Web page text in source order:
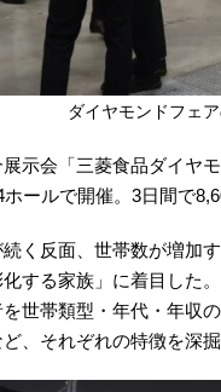
ダイヤモンドフェ
示会「三菱食品ダイヤ
ールで開催。3日間で
く反面、世帯数が増加
する家族」に着目した
世帯類型・年代・年収
、それぞれの特徴を深